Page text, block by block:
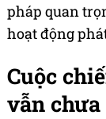
pháp quan
hoạt động
Cuộc
vẫn